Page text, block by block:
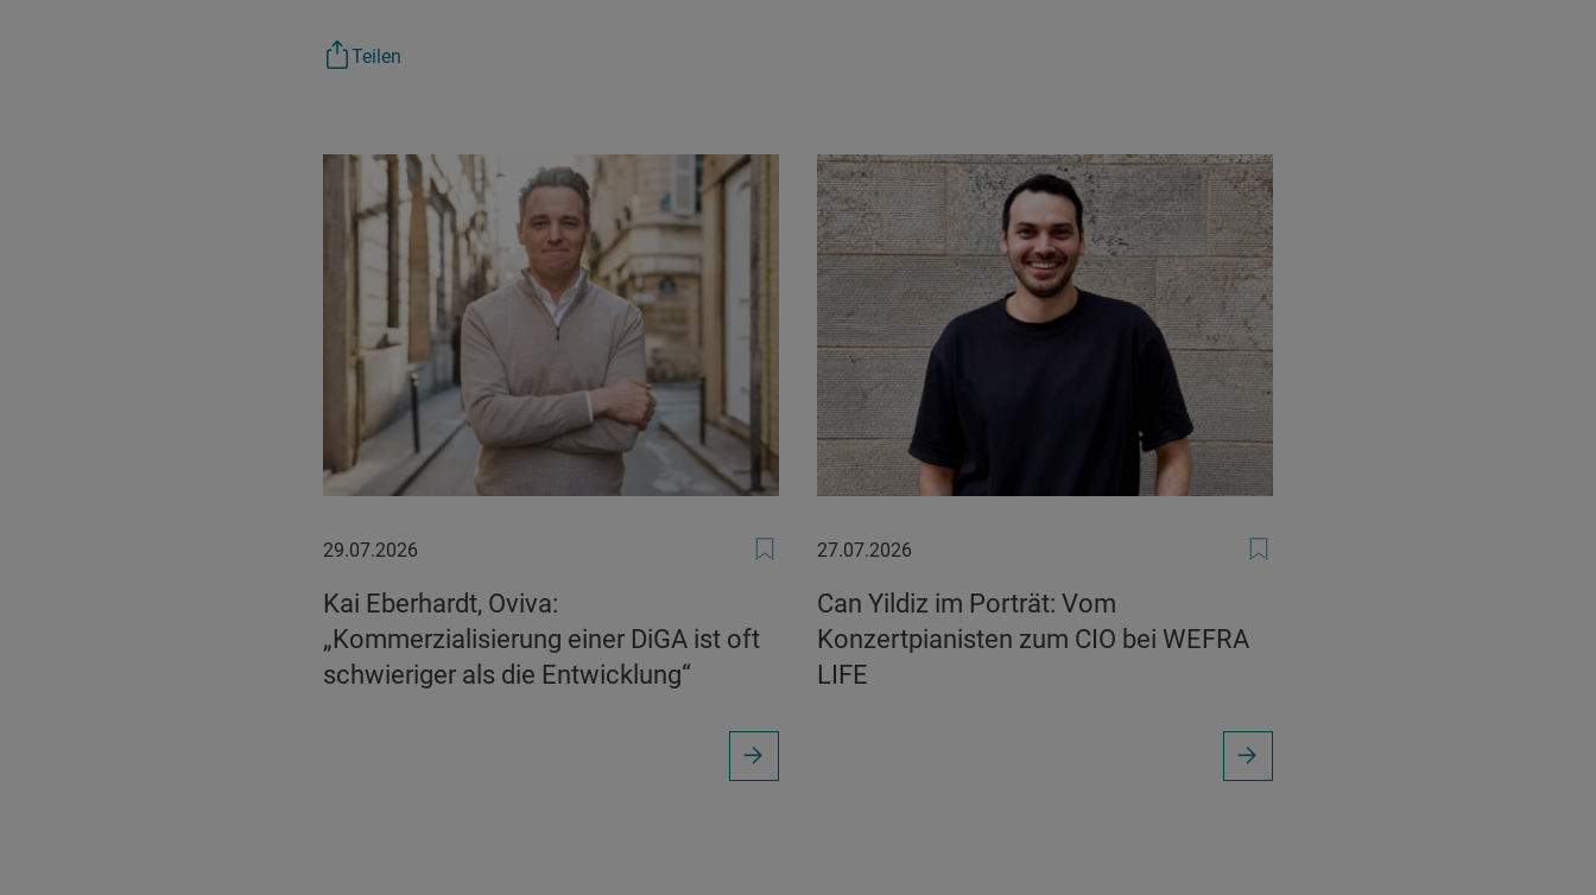
Teilen
29.07.2026
29.07.2026
Kai Eberhardt, Oviva:
„Kommerzialisierung einer DiGA ist oft
schwieriger als die Entwicklung“
27.07.2026
27.07.2026
Can Yildiz im Porträt: Vom
Konzertpianisten zum CIO bei WEFRA
LIFE